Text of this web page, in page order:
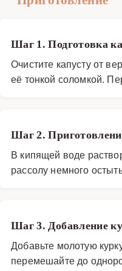
Шаг 1. Подготовка
Очистите капусту от
её тонкой соломкой.
Шаг 2.
В кипящей воде
рассолу немного
Шаг 3. Добавление
Добавьте молотую
перемешайте до